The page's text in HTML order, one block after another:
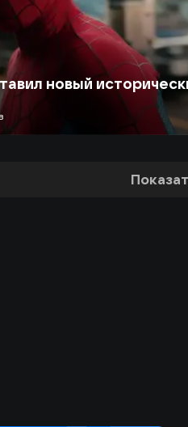
новый